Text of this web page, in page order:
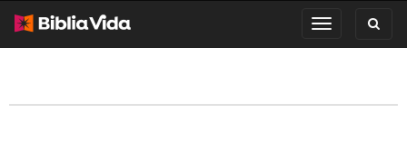
Toggle
navigation